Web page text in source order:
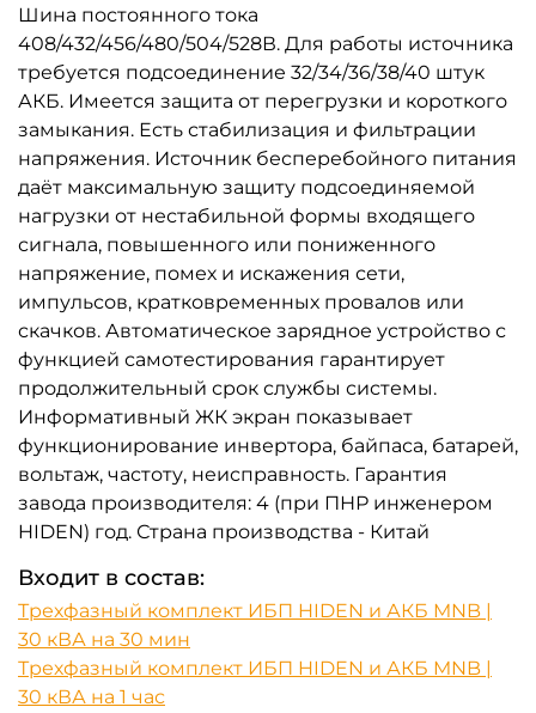
Шина постоянного тока
408/432/456/480/504/528В. Для работы источника
требуется подсоединение 32/34/36/38/40 штук
АКБ. Имеется защита от перегрузки и короткого
замыкания. Есть стабилизация и фильтрации
напряжения. Источник бесперебойного питания
даёт максимальную защиту подсоединяемой
нагрузки от нестабильной формы входящего
сигнала, повышенного или пониженного
напряжение, помех и искажения сети,
импульсов, кратковременных провалов или
скачков. Автоматическое зарядное устройство с
функцией самотестирования гарантирует
продолжительный срок службы системы.
Информативный ЖК экран показывает
функционирование инвертора, байпаса, батарей,
вольтаж, частоту, неисправность. Гарантия
завода производителя: 4 (при ПНР инженером
HIDEN) год. Страна производства - Китай
Входит в состав:
Трехфазный комплект ИБП HIDEN и АКБ MNB |
30 кВА на 30 мин
Трехфазный комплект ИБП HIDEN и АКБ MNB |
30 кВА на 1 час